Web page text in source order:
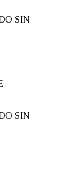
SIN
SIN